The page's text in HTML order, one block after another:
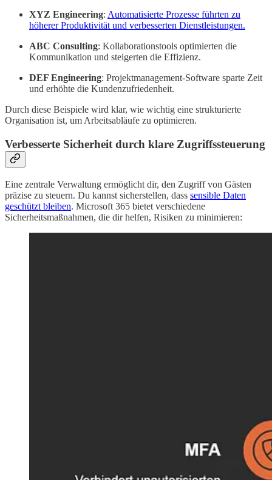
XYZ Engineering: Automatisierte Prozesse führten zu
höherer Produktivität und verbesserten Dienstleistungen.
ABC Consulting: Kollaborationstools optimierten die
Kommunikation und steigerten die Effizienz.
DEF Engineering: Projektmanagement-Software sparte Zeit
und erhöhte die Kundenzufriedenheit.
Durch diese Beispiele wird klar, wie wichtig eine strukturierte
Organisation ist, um Arbeitsabläufe zu optimieren.
Verbesserte Sicherheit durch klare Zugriffssteuerung
Eine zentrale Verwaltung ermöglicht dir, den Zugriff von Gästen
präzise zu steuern. Du kannst sicherstellen, dass sensible Daten
geschützt bleiben. Microsoft 365 bietet verschiedene
Sicherheitsmaßnahmen, die dir helfen, Risiken zu minimieren: